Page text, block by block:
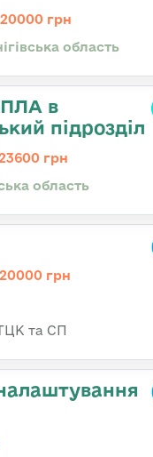
грн
область
в
підрозділ
грн
область
грн
та СП